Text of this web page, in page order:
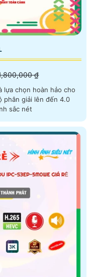
₫
lựa chọn hoàn hảo cho
sắc nét